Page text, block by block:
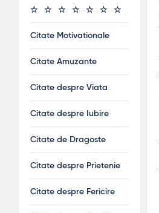
Citate Motivationale
Citate Amuzante
Citate despre Viata
Citate despre Iubire
Citate de Dragoste
Citate despre Prietenie
Citate despre Fericire